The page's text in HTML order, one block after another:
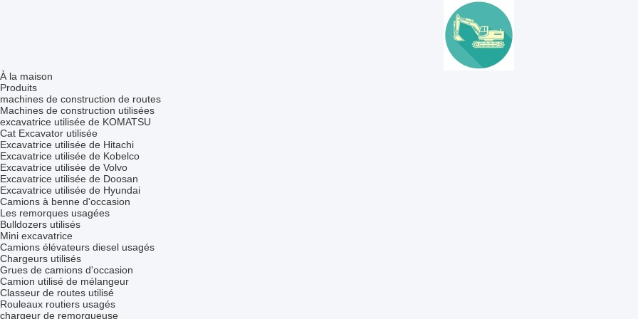
À la maison
Produits
machines de construction de routes
Machines de construction utilisées
excavatrice utilisée de KOMATSU
Cat Excavator utilisée
Excavatrice utilisée de Hitachi
Excavatrice utilisée de Kobelco
Excavatrice utilisée de Volvo
Excavatrice utilisée de Doosan
Excavatrice utilisée de Hyundai
Camions à benne d'occasion
Les remorques usagées
Bulldozers utilisés
Mini excavatrice
Camions élévateurs diesel usagés
Chargeurs utilisés
Grues de camions d'occasion
Camion utilisé de mélangeur
Classeur de routes utilisé
Rouleaux routiers usagés
chargeur de remorqueuse